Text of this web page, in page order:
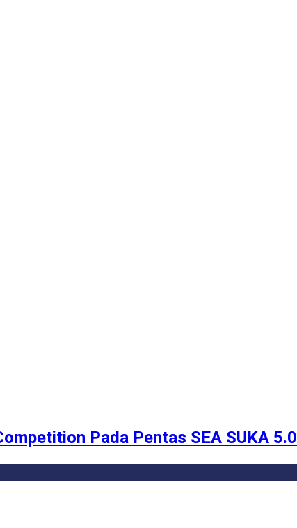
Pada Pentas SEA SUKA 5.0